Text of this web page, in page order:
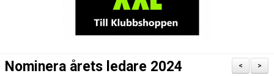
>
<
Nominera årets ledare 2024